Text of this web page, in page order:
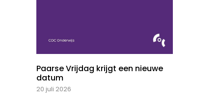
Paarse Vrijdag krijgt een nieuwe
datum
20 juli 2026